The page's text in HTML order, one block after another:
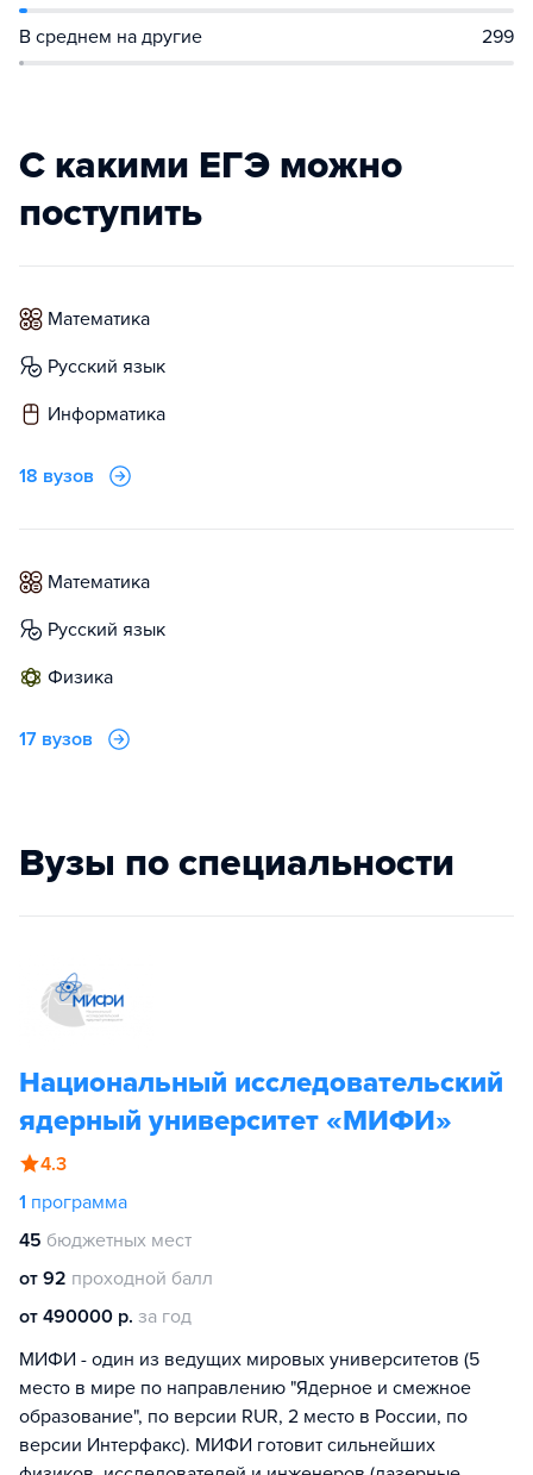
В среднем на другие 299
С какими ЕГЭ можно
поступить
математика
русский язык
информатика
18 вузов
математика
русский язык
физика
17 вузов
Вузы по специальности
Национальный исследовательский
ядерный университет «МИФИ»
4.3
1 программа
45 бюджетных мест
от 92 проходной балл
от 490000 р. за год
МИФИ - один из ведущих мировых университетов (5
место в мире по направлению "Ядерное и смежное
образование", по версии RUR, 2 место в России, по
версии Интерфакс). МИФИ готовит сильнейших